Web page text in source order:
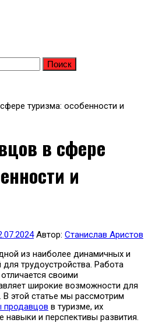
туризма: особенности и
в сфере
и
Автор: Станислав Аристов
из наиболее динамичных и
трудоустройства. Работа
своими
широкие возможности для
этой статье мы рассмотрим
продавцов в туризме, их
и перспективы развития.